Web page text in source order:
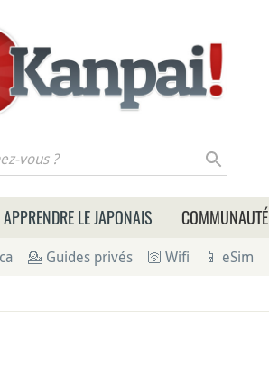
APPRENDRE LE JAPONAIS COMMUNAUTÉ
💁 Guides privés 🛜 Wifi 📱 eSim